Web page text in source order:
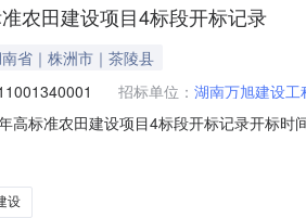
农田建设项目4标段开标记录
省｜株洲市｜茶陵县
招标单位： 湖南万旭建设工
高标准农田建设项目4标段开标记录开标
司;项目负责人:谭实青;报价:0.00元/%;工期
设